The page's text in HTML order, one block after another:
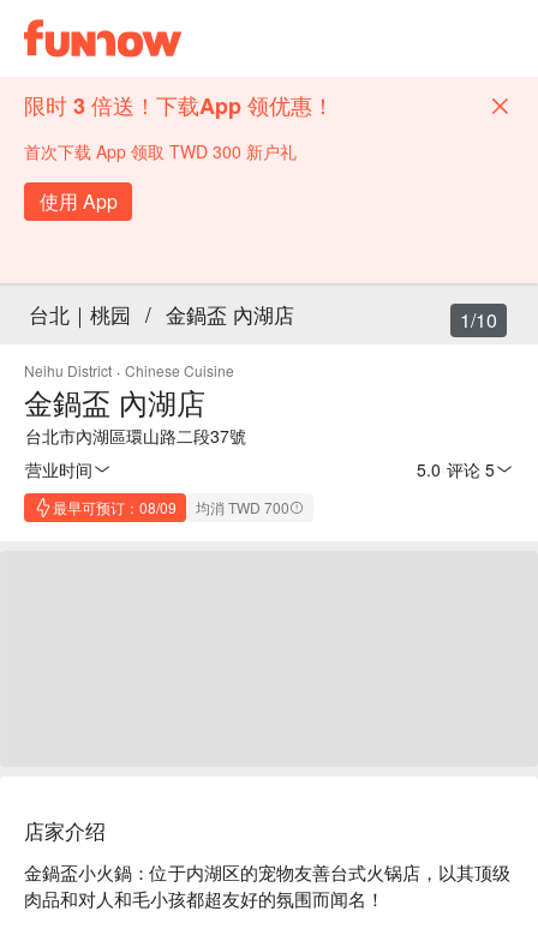
限时 3 倍送！下载App 领优惠！
首次下载 App 领取 TWD 300 新户礼
使用 App
台北｜桃园 / 金鍋盃 內湖店
Neihu District · Chinese Cuisine
金鍋盃 內湖店
台北市內湖區環山路二段37號
营业时间
5.0 评论 5
最早可预订：08/09 均消 TWD 700
1/10
店家介绍
金鍋盃小火鍋：位于内湖区的宠物友善台式火锅店，以其顶级
肉品和对人和毛小孩都超友好的氛围而闻名！